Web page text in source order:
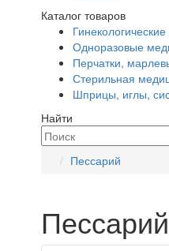
Каталог товаров
Одноразовые
Перчатки,
Стерильная
Шприцы, иглы,
Найти
Пессарий
Пессарий